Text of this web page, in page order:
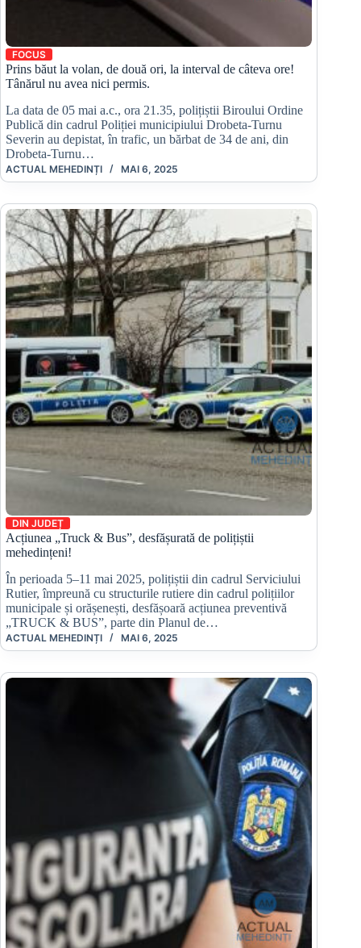
FOCUS
Prins băut la volan, de două ori, la interval de câteva ore!
Tânărul nu avea nici permis.
La data de 05 mai a.c., ora 21.35, polițiștii Biroului Ordine
Publică din cadrul Poliției municipiului Drobeta-Turnu
Severin au depistat, în trafic, un bărbat de 34 de ani, din
Drobeta-Turnu…
ACTUAL MEHEDINȚI MAI 6, 2025
DIN JUDEȚ
Acțiunea „Truck & Bus”, desfășurată de polițiștii
mehedințeni!
În perioada 5–11 mai 2025, polițiștii din cadrul Serviciului
Rutier, împreună cu structurile rutiere din cadrul polițiilor
municipale și orășenești, desfășoară acțiunea preventivă
„TRUCK & BUS”, parte din Planul de…
ACTUAL MEHEDINȚI MAI 6, 2025